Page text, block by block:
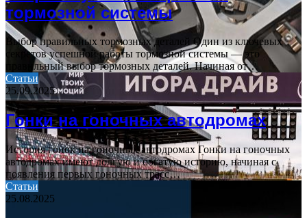
тормозной системы
Выбор правильных тормозных деталей Один из ключевых
секретов успешной работы тормозной системы — это
правильный выбор тормозных деталей. Начиная от…
Статьи
25.09.2025
Гонки на гоночных автодромах
История гонок на гоночных автодромах Гонки на гоночных
автодромах имеют долгую и богатую историю, начиная с
появления первых гоночных трасс…
Статьи
25.08.2025